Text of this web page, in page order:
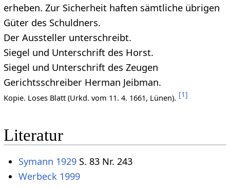
erheben. Zur Sicherheit haften sämtliche übrigen
Güter des Schuldners.
Der Aussteller unterschreibt.
Siegel und Unterschrift des Horst.
Siegel und Unterschrift des Zeugen
Gerichtsschreiber Herman Jeibman.
Kopie. Loses Blatt (Urkd. vom 11. 4. 1661, Lünen). [1]
Literatur
Symann 1929 S. 83 Nr. 243
Werbeck 1999